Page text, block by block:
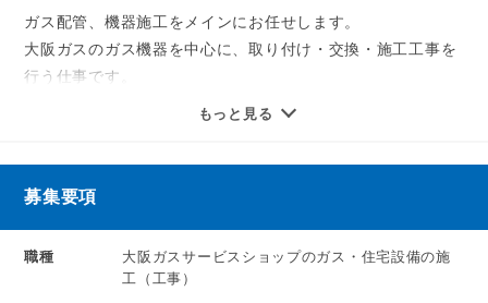
研修後は先輩スタッフが現場でも手厚くサポート。
ゆくゆく必要な資格も会社のサポートの中で取得可能ですの
で
景気に左右されにくく、安定して長く続けられる仕事です◎
残業月10時間以内ですので、
プライベートも充実させながら働けますよ！
ガス配管、機器施工をメインにお任せします。
大阪ガスのガス機器を中心に、取り付け・交換・施工工事を
行う仕事です。
・ガスコンロの取替
確かな技術を身につけることができます！
もっと見る
募集要項
職種
大阪ガスサービスショップのガス・住宅設備の施
工（工事）